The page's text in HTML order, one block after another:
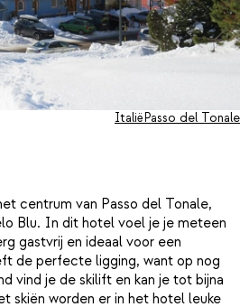
ItaliëPasso del Tonale
centrum van Passo del Tonale,
Blu. In dit hotel voel je je meteen
gastvrij en ideaal voor een
de perfecte ligging, want op nog
vind je de skilift en kan je tot bijna
skiën worden er in het hotel leuke